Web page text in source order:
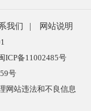
我们
网站说明
ICP备11002485号
号
网站违法和不良信息